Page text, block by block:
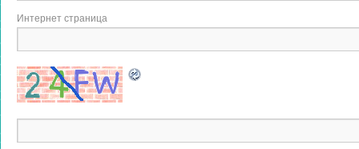
Интернет страница